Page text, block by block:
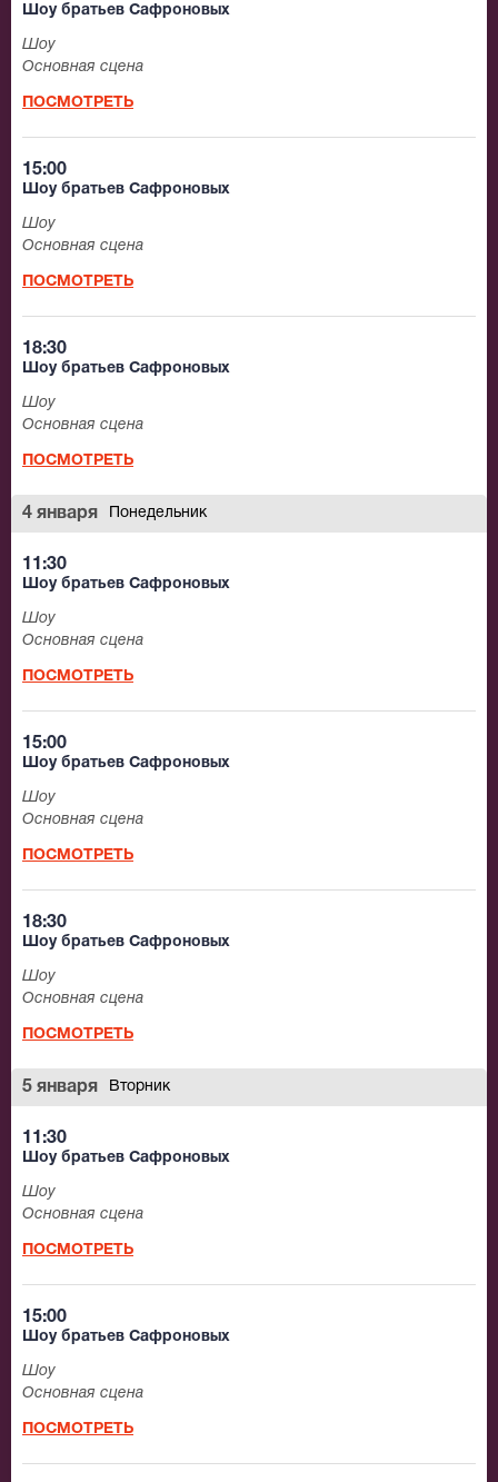
Шоу братьев Сафроновых
Шоу
Основная сцена
ПОСМОТРЕТЬ
15:00
Шоу братьев Сафроновых
Шоу
Основная сцена
ПОСМОТРЕТЬ
18:30
Шоу братьев Сафроновых
Шоу
Основная сцена
ПОСМОТРЕТЬ
4 января Понедельник
11:30
Шоу братьев Сафроновых
Шоу
Основная сцена
ПОСМОТРЕТЬ
15:00
Шоу братьев Сафроновых
Шоу
Основная сцена
ПОСМОТРЕТЬ
18:30
Шоу братьев Сафроновых
Шоу
Основная сцена
ПОСМОТРЕТЬ
5 января Вторник
11:30
Шоу братьев Сафроновых
Шоу
Основная сцена
ПОСМОТРЕТЬ
15:00
Шоу братьев Сафроновых
Шоу
Основная сцена
ПОСМОТРЕТЬ